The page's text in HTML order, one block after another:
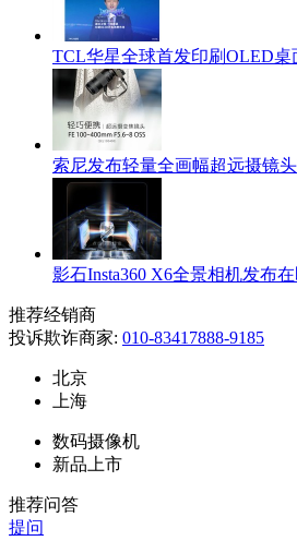
TCL华星全球首发印刷OLED桌
索尼发布轻量全画幅超远摄镜头
影石Insta360 X6全景相机发布
推荐经销商
投诉欺诈商家: 010-83417888-9185
北京
上海
数码摄像机
新品上市
推荐问答
提问